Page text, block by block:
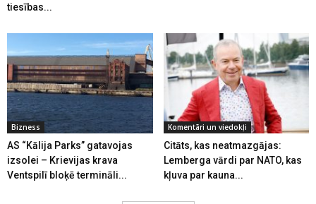
tiesības...
Bizness
AS “Kālija Parks” gatavojas
izsolei – Krievijas krava
Ventspilī bloķē termināli...
Komentāri un viedokļi
Citāts, kas neatmazgājas:
Lemberga vārdi par NATO, kas
kļuva par kauna...